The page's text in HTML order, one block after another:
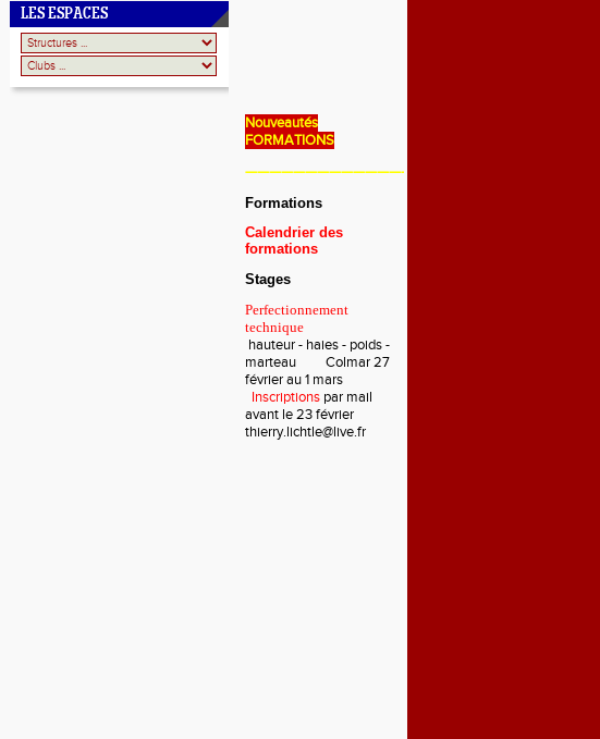
LES ESPACES
Nouveautés
FORMATIONS
———————————————————————————
Formations
Calendrier des
formations
Stages
Perfectionnement
technique
hauteur - haies - poids -
marteau Colmar 27
février au 1 mars
Inscriptions par mail
avant le 23 février
thierry.lichtle@live.fr